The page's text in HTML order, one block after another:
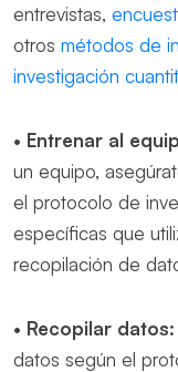
entrevistas,
otros métodos de
investigación
• Entrenar al
un equipo,
el protocolo de
específicas que
recopilación de
• Recopilar datos:
datos según el